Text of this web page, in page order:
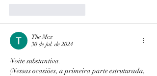
The Mcx
30 de jul. de 2024
Noite substantiva.
(Nessas ocasiões, a primeira parte estruturada,